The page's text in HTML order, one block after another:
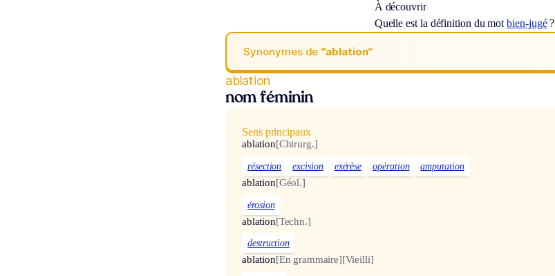
À découvrir
Quelle est la définition du motbien-jugé?
Synonymes de “ablation“
ablation
nom féminin
Sens principaux
ablation[Chirurg.]
résection excision exérèse opération amputation
ablation[Géol.]
érosion
ablation[Techn.]
destruction
ablation[En grammaire][Vieilli]